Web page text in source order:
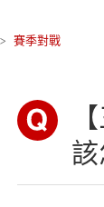
賽季對戰